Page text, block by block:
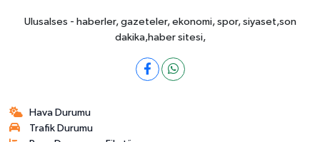
Ulusalses - haberler, gazeteler, ekonomi, spor, siyaset,son
dakika,haber sitesi,
Hava Durumu
Trafik Durumu